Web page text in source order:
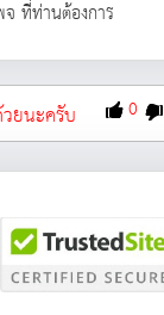
จ ที่ท่านต้องการ
ยนะครับ 0